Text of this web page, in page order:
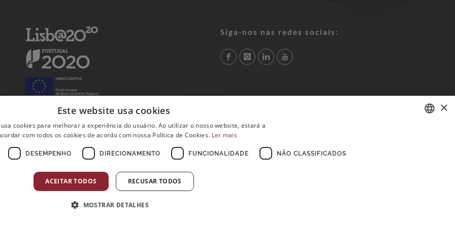
Siga-nos nas redes sociais:
×
Este website usa cookies
cookies para melhorar a experiência do usuário. Ao utilizar o nosso website, estará a
com todos os cookies de acordo com nossa Política de Cookies. Ler mais
DESEMPENHO DIRECIONAMENTO FUNCIONALIDADE NÃO CLASSIFICADOS
ACEITAR TODOS RECUSAR TODOS
MOSTRAR DETALHES